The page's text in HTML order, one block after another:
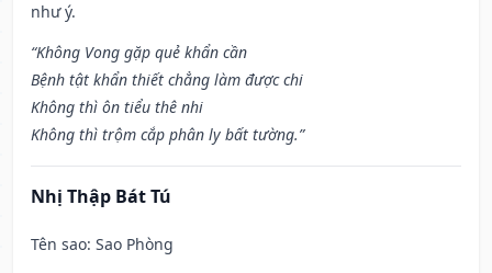
như ý.
“Không Vong gặp quẻ khẩn cần
Bệnh tật khẩn thiết chẳng làm được chi
Không thì ôn tiểu thê nhi
Không thì trộm cắp phân ly bất tường.”
Nhị Thập Bát Tú
Tên sao: Sao Phòng